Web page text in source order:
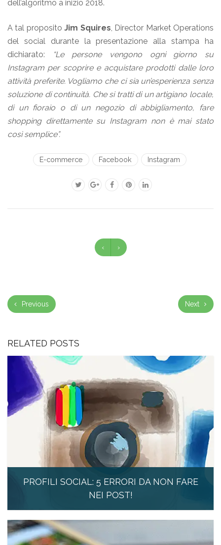
dell’algoritmo a inizio 2018.
A tal propositoJim Squires, Director Market Operations
del social durante la presentazione alla stampa ha
dichiarato:
“Le persone vengono ogni giorno su
Instagram per scoprire e acquistare prodotti dalle loro
attività preferite. Vogliamo che ci sia un’esperienza senza
soluzione di continuità. Che si tratti di un artigiano locale,
di un fioraio o di un negozio di abbigliamento, fare
shopping direttamente su Instagram non è mai stato
così semplice”.
E-commerce Facebook Instagram
‹ ›
Previous Next
RELATED POSTS
PROFILI SOCIAL: 5 ERRORI DA NON FARE
NEI POST!
25 Settembre 2019